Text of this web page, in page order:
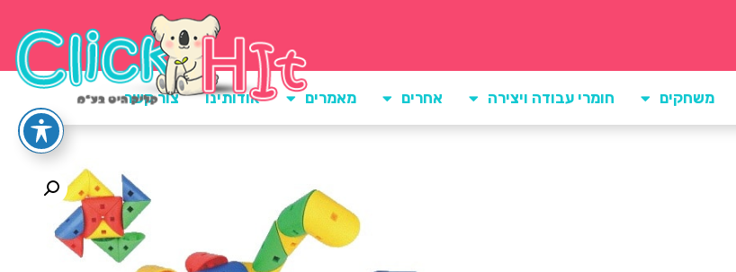
משחקים חומרי עבודה ויצירה אחרים מאמרים אודותינו צור קשר